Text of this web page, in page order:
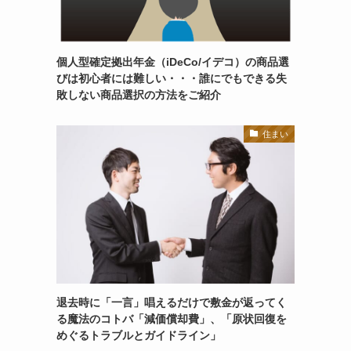
個人型確定拠出年金（iDeCo/イデコ）の商品選
びは初心者には難しい・・・誰にでもできる失
敗しない商品選択の方法をご紹介
住まい
退去時に「一言」唱えるだけで敷金が返ってく
る魔法のコトバ「減価償却費」、「原状回復を
めぐるトラブルとガイドライン」